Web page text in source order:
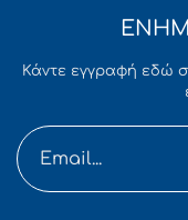
Κάντε εγγραφή εδώ